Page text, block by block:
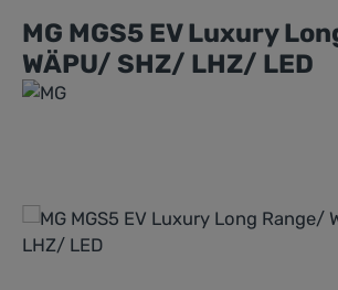
MG MGS5 EV Luxury
WÄPU/ SHZ/ LHZ/ LED
Bildergalerie überspringen